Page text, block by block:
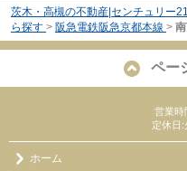
茨木・高槻の不動産|センチュリー
ら探す > 阪急電鉄阪急京都本線 >
ペー
営業時
定休日:
ホーム